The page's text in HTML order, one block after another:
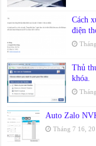
Cách
điện
Thủ
khóa.
Auto Zalo
Tháng 7 16,